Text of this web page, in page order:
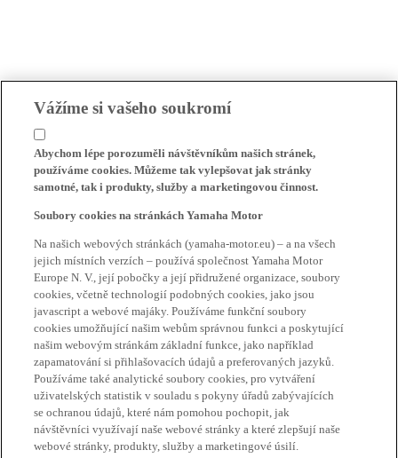
Vážíme si vašeho soukromí
Abychom lépe porozuměli návštěvníkům našich stránek,
používáme cookies. Můžeme tak vylepšovat jak stránky
samotné, tak i produkty, služby a marketingovou činnost.
Soubory cookies na stránkách Yamaha Motor
Na našich webových stránkách (yamaha-motor.eu) – a na všech
jejich místních verzích – používá společnost Yamaha Motor
Europe N. V., její pobočky a její přidružené organizace, soubory
cookies, včetně technologií podobných cookies, jako jsou
javascript a webové majáky. Používáme funkční soubory
cookies umožňující našim webům správnou funkci a poskytující
našim webovým stránkám základní funkce, jako například
zapamatování si přihlašovacích údajů a preferovaných jazyků.
Používáme také analytické soubory cookies, pro vytváření
uživatelských statistik v souladu s pokyny úřadů zabývajících
se ochranou údajů, které nám pomohou pochopit, jak
návštěvníci využívají naše webové stránky a které zlepšují naše
webové stránky, produkty, služby a marketingové úsilí.